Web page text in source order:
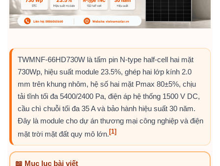
TWMNF-66HD730W là tấm pin N-type half-cell hai mặt
730Wp, hiệu suất module 23.5%, ghép hai lớp kính 2.0
mm trên khung nhôm, hệ số hai mặt Pmax 80±5%, chịu
tải tĩnh tối đa 5400/2400 Pa, điện áp hệ thống 1500 V DC,
cầu chì chuỗi tối đa 35 A và bảo hành hiệu suất 30 năm.
Đây là module cho dự án thương mại công nghiệp và điện
mặt trời mặt đất quy mô lớn. [1]
📖 Mục lục bài viết